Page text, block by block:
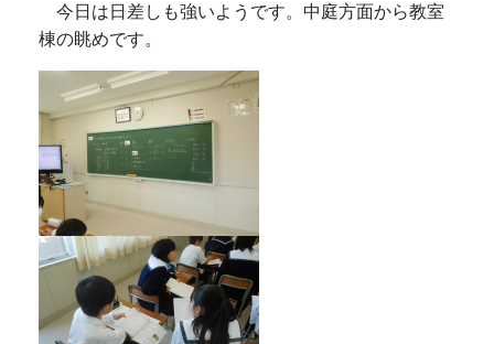
今日は日差しも強いようです。中庭方面から教室
棟の眺めです。